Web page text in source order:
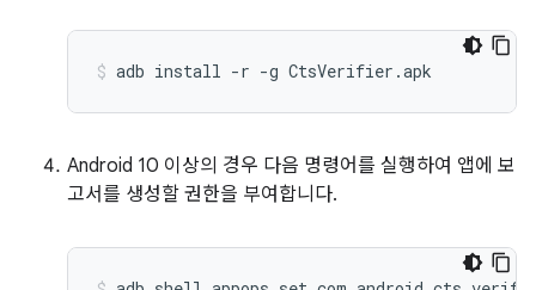
Android 10 이상의 경우 다음 명령어를 실행하여 앱에 보
고서를 생성할 권한을 부여합니다.